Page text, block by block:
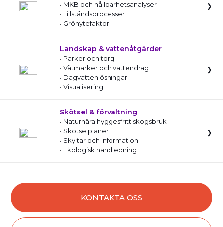
MKB och hållbarhetsanalyser
Tillståndsprocesser
Grönytefaktor
Landskap & vattenåtgärder
Parker och torg
Våtmarker och vattendrag
Dagvattenlösningar
Visualisering
Skötsel & förvaltning
Naturnära hyggesfritt skogsbruk
Skötselplaner
Skyltar och information
Ekologisk handledning
KONTAKTA OSS